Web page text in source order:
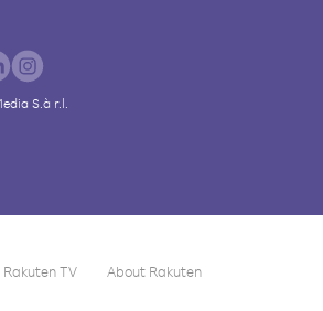
S.à r.l.
Rakuten TV About Rakuten